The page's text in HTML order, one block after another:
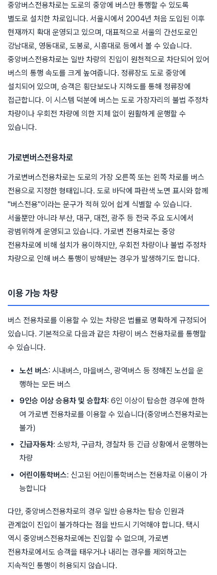
중앙버스전용차로는 도로의 중앙에 버스만 통행할 수 있도록
별도로 설치한 차로입니다. 서울시에서 2004년 처음 도입된 이후
현재까지 확대 운영되고 있으며, 대표적으로 서울의 간선도로인
강남대로, 영동대로, 도봉로, 시흥대로 등에서 볼 수 있습니다.
중앙버스전용차로는 일반 차량의 진입이 원천적으로 차단되어 있어
버스의 통행 속도를 크게 높여줍니다. 정류장도 도로 중앙에
설치되어 있으며, 승객은 횡단보도나 지하도를 통해 정류장에
접근합니다. 이 시스템 덕분에 버스는 도로 가장자리의 불법 주정차
차량이나 우회전 차량에 의한 지체 없이 원활하게 운행할 수
있습니다.
가로변버스전용차로
가로변버스전용차로는 도로의 가장 오른쪽 또는 왼쪽 차로를 버스
전용으로 지정한 형태입니다. 도로 바닥에 파란색 노면 표시와 함께
"버스전용"이라는 문구가 적혀 있어 쉽게 식별할 수 있습니다.
서울뿐만 아니라 부산, 대구, 대전, 광주 등 전국 주요 도시에서
광범위하게 운영되고 있습니다. 가로변 전용차로는 중앙
전용차로에 비해 설치가 용이하지만, 우회전 차량이나 불법 주정차
차량으로 인해 버스 통행이 방해받는 경우가 발생하기도 합니다.
이용 가능 차량
버스 전용차로를 이용할 수 있는 차량은 법률로 명확하게 규정되어
있습니다. 기본적으로 다음과 같은 차량이 버스 전용차로를 통행할
수 있습니다.
노선 버스: 시내버스, 마을버스, 광역버스 등 정해진 노선을 운
행하는 모든 버스
9인승 이상 승용차 및 승합차: 6인 이상이 탑승한 경우에 한하
여 가로변 전용차로를 이용할 수 있습니다(중앙버스전용차로는
불가)
긴급자동차: 소방차, 구급차, 경찰차 등 긴급 상황에서 운행하는
차량
어린이통학버스: 신고된 어린이통학버스는 전용차로 이용이 가
능합니다
다만, 중앙버스전용차로의 경우 일반 승용차는 탑승 인원과
관계없이 진입이 불가하다는 점을 반드시 기억해야 합니다. 택시
역시 중앙버스전용차로에는 진입할 수 없으며, 가로변
전용차로에서도 승객을 태우거나 내리는 경우를 제외하고는
지속적인 통행이 허용되지 않습니다.